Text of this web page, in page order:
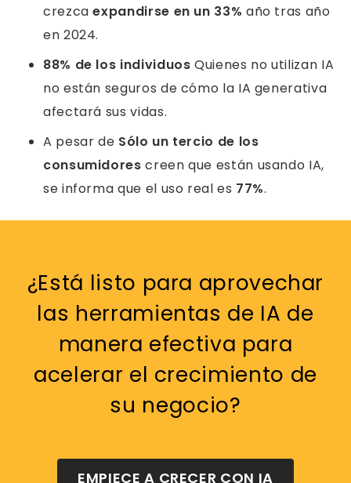
crezcaexpandirse en un 33% año tras año
en 2024.
88% de los individuosQuienes no utilizan IA
no están seguros de cómo la IA generativa
afectará sus vidas.
A pesar de Sólo un tercio de los
consumidores creen que están usando IA,
se informa que el uso real es 77%.
¿Está listo para aprovechar
las herramientas de IA de
manera efectiva para
acelerar el crecimiento de
su negocio?
EMPIECE A CRECER CON IA